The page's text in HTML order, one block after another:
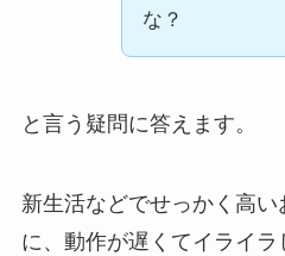
な？
と言う疑問に答えます。
新生活などでせっかく高
に、動作が遅くてイライ